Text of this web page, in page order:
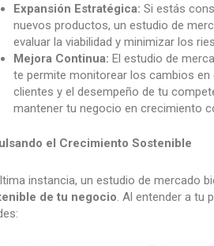
Expansión Estratégica: Si estás
nuevos productos, un estudio de
evaluar la viabilidad y minimizar los
Mejora Continua: El estudio de
te permite monitorear los cambios en
clientes y el desempeño de tu
mantener tu negocio en crecimiento
el Crecimiento Sostenible
instancia, un estudio de mercado
de tu negocio. Al entender a tu